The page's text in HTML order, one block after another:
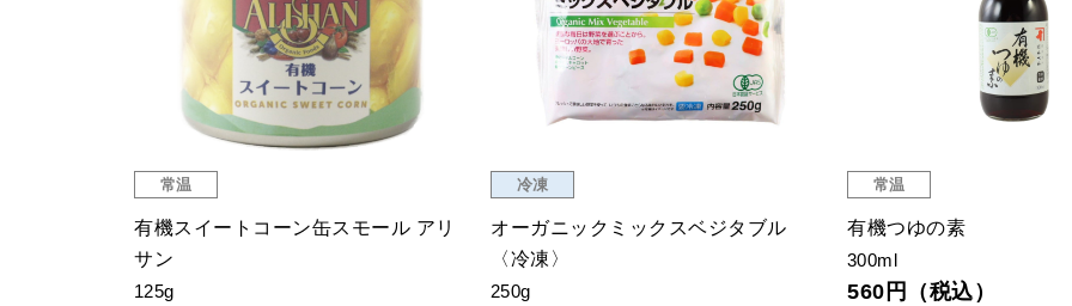
常温
国産有機大納言小豆
200g
862円（税込）
常温
ピーナッツ アリサン
200g
627円（税込）
常温
オーガニックコットン
200pcs
440円（税込）